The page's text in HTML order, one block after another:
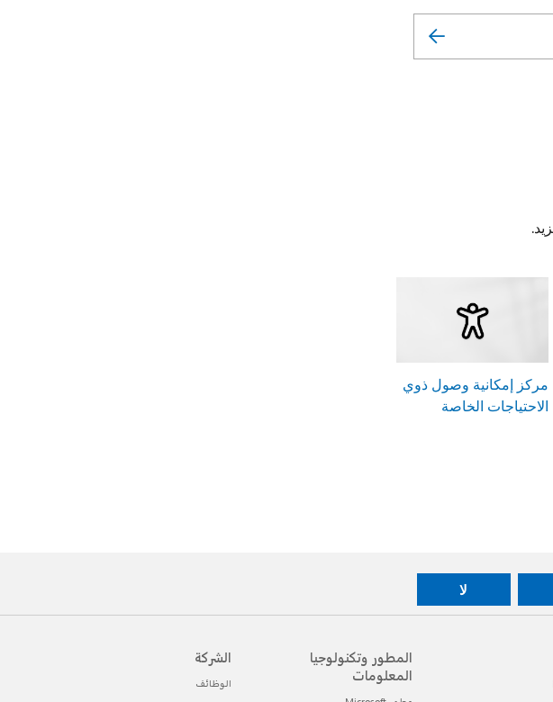
مركز إمكانية وصول ذوي
الاحتياجات الخاصة
لا
المطور وتكنولوجيا
المعلومات
الشركة
الوظائف